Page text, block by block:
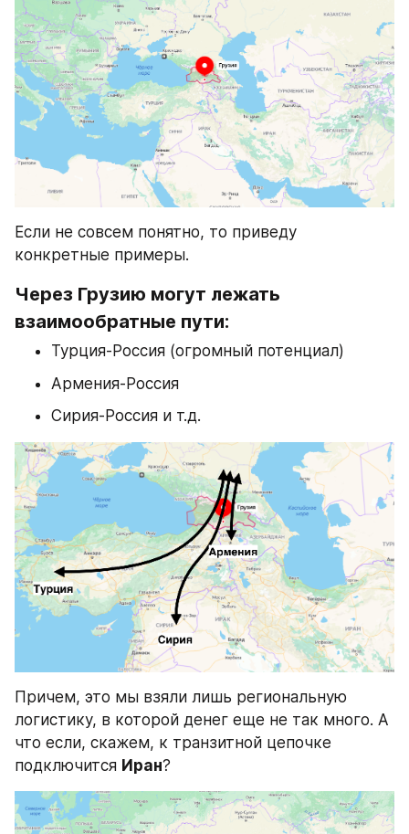
Если не совсем понятно, то приведу
конкретные примеры.
Через Грузию могут лежать
взаимообратные пути:
Турция-Россия (огромный потенциал)
Армения-Россия
Сирия-Россия и т.д.
Причем, это мы взяли лишь региональную
логистику, в которой денег еще не так много. А
что если, скажем, к транзитной цепочке
подключится Иран?